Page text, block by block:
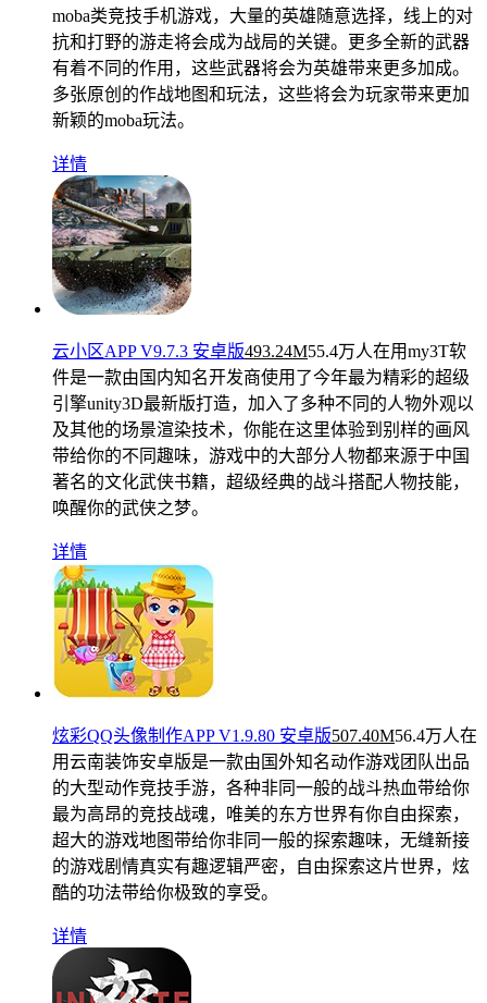
moba类竞技手机游戏，大量的英雄随意选择，线上的对
抗和打野的游走将会成为战局的关键。更多全新的武器
有着不同的作用，这些武器将会为英雄带来更多加成。
多张原创的作战地图和玩法，这些将会为玩家带来更加
新颖的moba玩法。
详情
云小区APP V9.7.3 安卓版493.24M55.4万人在用my3T软
件是一款由国内知名开发商使用了今年最为精彩的超级
引擎unity3D最新版打造，加入了多种不同的人物外观以
及其他的场景渲染技术，你能在这里体验到别样的画风
带给你的不同趣味，游戏中的大部分人物都来源于中国
著名的文化武侠书籍，超级经典的战斗搭配人物技能，
唤醒你的武侠之梦。
详情
炫彩QQ头像制作APP V1.9.80 安卓版507.40M56.4万人在
用云南装饰安卓版是一款由国外知名动作游戏团队出品
的大型动作竞技手游，各种非同一般的战斗热血带给你
最为高昂的竞技战魂，唯美的东方世界有你自由探索，
超大的游戏地图带给你非同一般的探索趣味，无缝新接
的游戏剧情真实有趣逻辑严密，自由探索这片世界，炫
酷的功法带给你极致的享受。
详情